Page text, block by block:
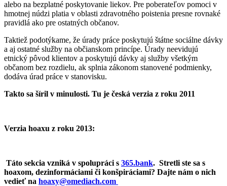
alebo na bezplatné poskytovanie liekov. Pre poberateľov pomoci v
hmotnej núdzi platia v oblasti zdravotného poistenia presne rovnaké
pravidlá ako pre ostatných občanov.
Taktiež podotýkame, že úrady práce poskytujú štátne sociálne dávky
a aj ostatné služby na občianskom princípe. Úrady neevidujú
etnický pôvod klientov a poskytujú dávky aj služby všetkým
občanom bez rozdielu, ak splnia zákonom stanovené podmienky,
dodáva úrad práce v stanovisku.
Takto sa šíril v minulosti. Tu je česká verzia z roku 2011
Verzia hoaxu z roku 2013:
Táto sekcia vzniká v spolupráci s 365.bank. Stretli ste sa s
hoaxom, dezinformáciami či konšpiráciami? Dajte nám o nich
vedieť na hoaxy@omediach.com